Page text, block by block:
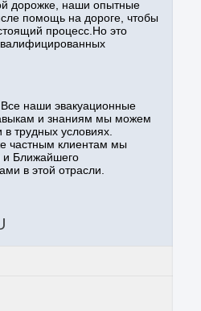
дорожке, наши опытные
помощь на дороге, чтобы
процесс.Но это
наши эвакуационные
и знаниям мы можем
трудных условиях.
частным клиентам мы
и Ближайшего
в этой отрасли.